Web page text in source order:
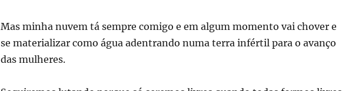
Mas minha nuvem tá sempre comigo e em algum momento vai chover e
se materializar como água adentrando numa terra infértil para o avanço
das mulheres.